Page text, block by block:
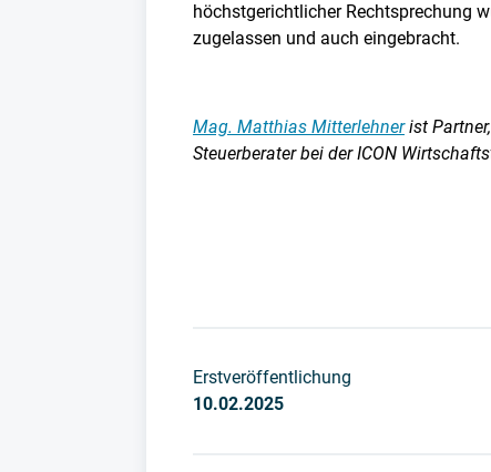
höchstgerichtlicher Rechtsprechung
zugelassen und auch eingebracht.
Mag. Matthias Mitterlehnerist
Steuerberater bei der ICON
Erstveröffentlichung
10.02.2025